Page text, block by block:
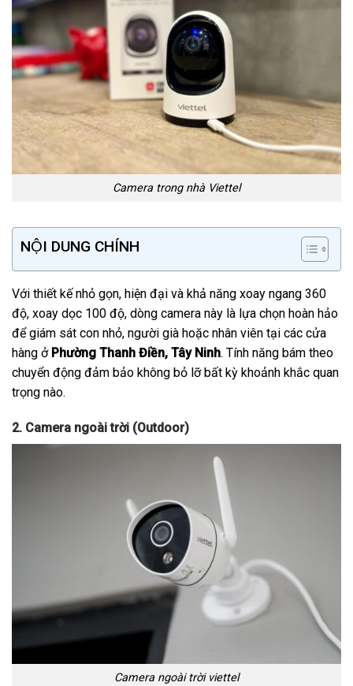
Camera trong nhà Viettel
NỘI DUNG CHÍNH
Với thiết kế nhỏ gọn, hiện đại và khả năng xoay ngang 360
độ, xoay dọc 100 độ, dòng camera này là lựa chọn hoàn hảo
để giám sát con nhỏ, người già hoặc nhân viên tại các cửa
hàng ở Phường Thanh Điền, Tây Ninh. Tính năng bám theo
chuyển động đảm bảo không bỏ lỡ bất kỳ khoảnh khắc quan
trọng nào.
2. Camera ngoài trời (Outdoor)
Camera ngoài trời viettel